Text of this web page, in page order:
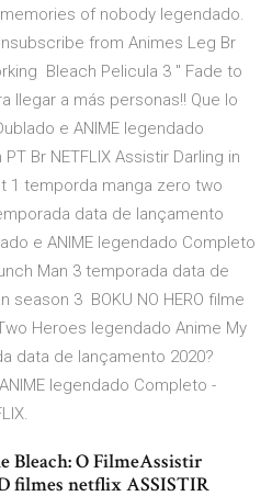
of nobody legendado.
from Animes Leg Br
Bleach Pelicula 3 " Fade to
llegar a más personas!! Que lo
e ANIME legendado
Br NETFLIX Assistir Darling in
1 temporda manga zero two
data de lançamento
e ANIME legendado Completo
Man 3 temporada data de
season 3 BOKU NO HERO filme
Heroes legendado Anime My
data de lançamento 2020?
legendado Completo -
Bleach: O FilmeAssistir
filmes netflix ASSISTIR